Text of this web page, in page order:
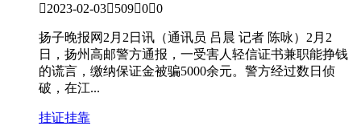
2023-02-0350900
扬子晚报网2月2日讯（通讯员 吕晨 记者 陈咏）2月2
日，扬州高邮警方通报，一受害人轻信证书兼职能挣钱
的谎言，缴纳保证金被骗5000余元。警方经过数日侦
破，在江...
挂证挂靠